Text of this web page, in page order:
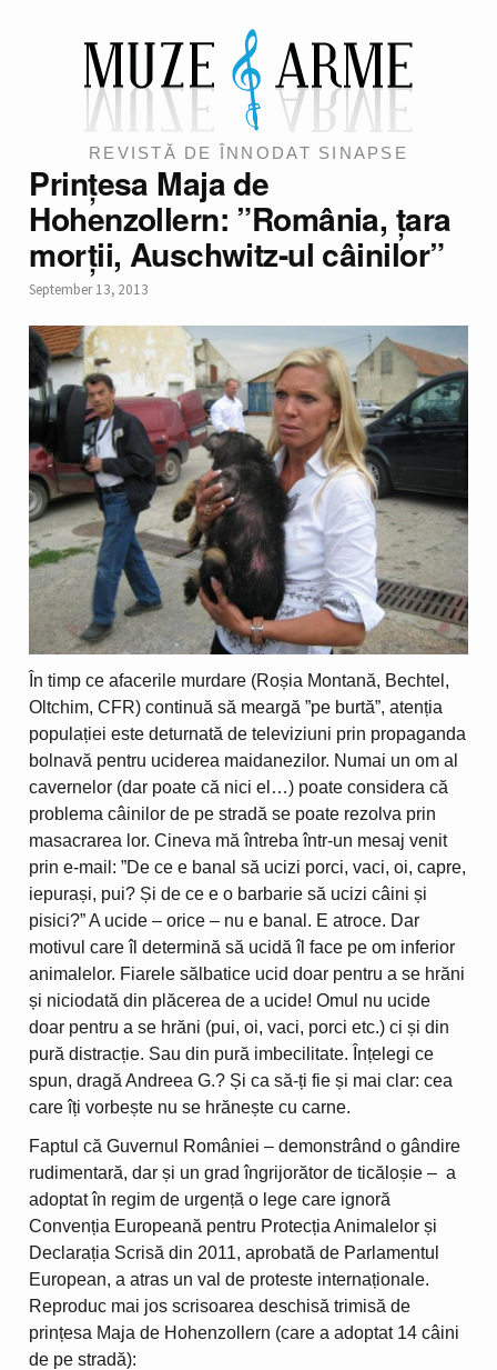
REVISTĂ DE ÎNNODAT SINAPSE
Prințesa Maja de
Hohenzollern: ”România, țara
morții, Auschwitz-ul câinilor”
September 13, 2013
În timp ce afacerile murdare (Roșia Montană, Bechtel,
Oltchim, CFR) continuă să meargă ”pe burtă”, atenția
populației este deturnată de televiziuni prin propaganda
bolnavă pentru uciderea maidanezilor. Numai un om al
cavernelor (dar poate că nici el…) poate considera că
problema câinilor de pe stradă se poate rezolva prin
masacrarea lor. Cineva mă întreba într-un mesaj venit
prin e-mail: ”De ce e banal să ucizi porci, vaci, oi, capre,
iepurași, pui? Și de ce e o barbarie să ucizi câini și
pisici?” A ucide – orice – nu e banal. E atroce. Dar
motivul care îl determină să ucidă îl face pe om inferior
animalelor. Fiarele sălbatice ucid doar pentru a se hrăni
și niciodată din plăcerea de a ucide! Omul nu ucide
doar pentru a se hrăni (pui, oi, vaci, porci etc.) ci și din
pură distracție. Sau din pură imbecilitate. Înțelegi ce
spun, dragă Andreea G.? Și ca să-ți fie și mai clar: cea
care îți vorbește nu se hrănește cu carne.
Faptul că Guvernul României – demonstrând o gândire
rudimentară, dar și un grad îngrijorător de ticăloșie – a
adoptat în regim de urgență o lege care ignoră
Convenția Europeană pentru Protecția Animalelor și
Declarația Scrisă din 2011, aprobată de Parlamentul
European, a atras un val de proteste internaționale.
Reproduc mai jos scrisoarea deschisă trimisă de
prințesa Maja de Hohenzollern (care a adoptat 14 câini
de pe stradă):